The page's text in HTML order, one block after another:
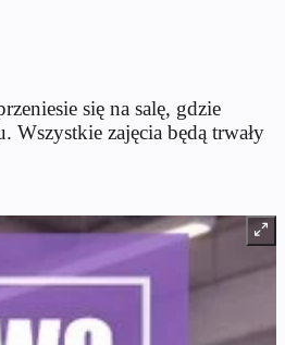
się na salę, gdzie
zajęcia będą trwały